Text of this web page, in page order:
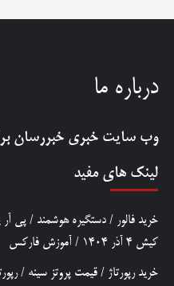
درباره ما
وب سایت خبری خبررسان
لینک های مفید
خرید فالور / دستگیره هوشمند / پی
کیش 4 آذر 1404
/ آموزش فارکس
خرید رپورتاژ / قیمت پروتز سینه /